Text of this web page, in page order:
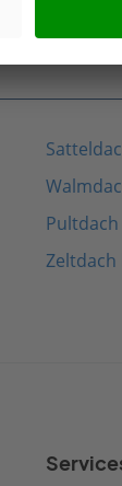
Zeltdach